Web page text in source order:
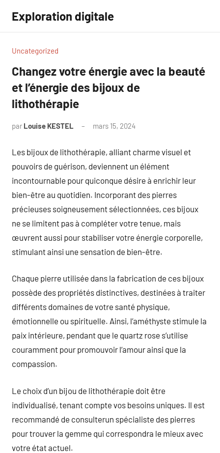
contenu
Exploration digitale
Uncategorized
Changez votre énergie avec la beauté
et l’énergie des bijoux de
lithothérapie
par Louise KESTEL mars 15, 2024
Les bijoux de lithothérapie, alliant charme visuel et
pouvoirs de guérison, deviennent un élément
incontournable pour quiconque désire à enrichir leur
bien-être au quotidien. Incorporant des pierres
précieuses soigneusement sélectionnées, ces bijoux
ne se limitent pas à compléter votre tenue, mais
œuvrent aussi pour stabiliser votre énergie corporelle,
stimulant ainsi une sensation de bien-être.
Chaque pierre utilisée dans la fabrication de ces bijoux
possède des propriétés distinctives, destinées à traiter
différents domaines de votre santé physique,
émotionnelle ou spirituelle. Ainsi, l’améthyste stimule la
paix intérieure, pendant que le quartz rose s’utilise
couramment pour promouvoir l’amour ainsi que la
compassion.
Le choix d’un bijou de lithothérapie doit être
individualisé, tenant compte vos besoins uniques. Il est
recommandé de consulterun spécialiste des pierres
pour trouver la gemme qui correspondra le mieux avec
votre état actuel.